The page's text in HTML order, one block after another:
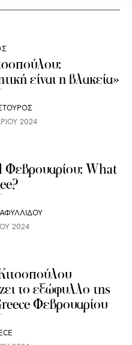
είναι η βλακεία»
2024
What
2024
το εξώφυλλο της
Φεβρουαρίου